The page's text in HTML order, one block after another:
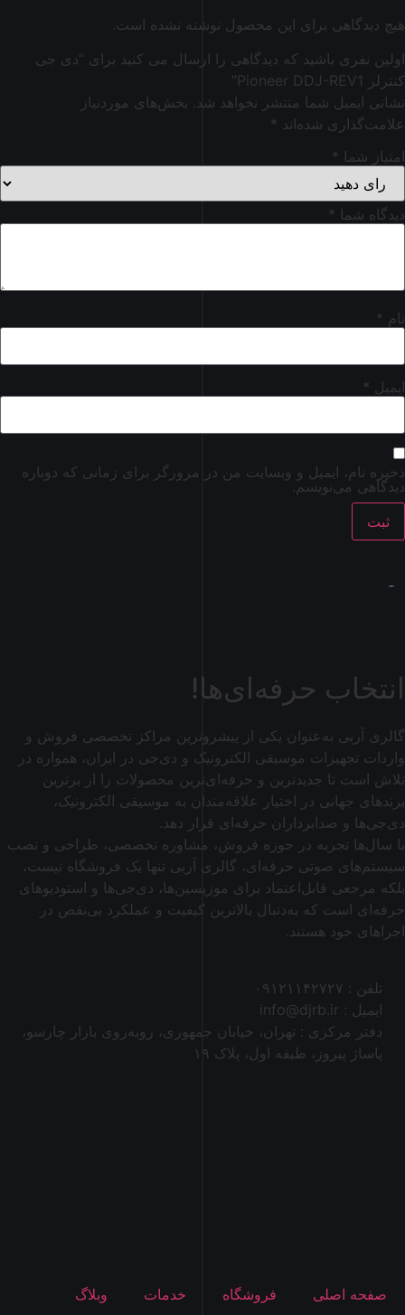
هیچ دیدگاهی برای این محصول نوشته نشده است.
اولین نفری باشید که دیدگاهی را ارسال می کنید برای “دی جی
کنترلر Pioneer DDJ-REV1”
نشانی ایمیل شما منتشر نخواهد شد. بخش‌های موردنیاز
علامت‌گذاری شده‌اند *
امتیاز شما *
دیدگاه شما *
نام *
ایمیل *
ذخیره نام، ایمیل و وبسایت من در مرورگر برای زمانی که دوباره
دیدگاهی می‌نویسم.
انتخاب حرفه‌ای‌ها!
گالری آربی به‌عنوان یکی از پیشروترین مراکز تخصصی فروش و
واردات تجهیزات موسیقی الکترونیک و دی‌جی در ایران، همواره در
تلاش است تا جدیدترین و حرفه‌ای‌ترین محصولات را از برترین
برندهای جهانی در اختیار علاقه‌مندان به موسیقی الکترونیک،
دی‌جی‌ها و صدابرداران حرفه‌ای قرار دهد.
با سال‌ها تجربه در حوزه فروش، مشاوره تخصصی، طراحی و نصب
سیستم‌های صوتی حرفه‌ای، گالری آربی تنها یک فروشگاه نیست،
بلکه مرجعی قابل‌اعتماد برای موزیسین‌ها، دی‌جی‌ها و استودیوهای
حرفه‌ای است که به‌دنبال بالاترین کیفیت و عملکرد بی‌نقص در
اجراهای خود هستند.
تلفن : ۰۹۱۲۱۱۴۲۷۲۷
ایمیل : info@djrb.ir
دفتر مرکزی : تهران، خیابان جمهوری، روبه‌روی بازار چارسو،
پاساژ پیروز، طبقه اول، پلاک ۱۹
صفحه اصلی فروشگاه خدمات وبلاگ